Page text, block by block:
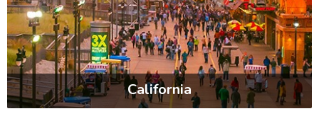
California